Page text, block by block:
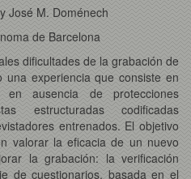
José M. Doménech
de Barcelona
dificultades de la grabación de
experiencia que consiste en
ausencia de protecciones
estructuradas codificadas
entrenados. El objetivo
valorar la eficacia de un nuevo
la grabación: la verificación
de cuestionarios, basada en el